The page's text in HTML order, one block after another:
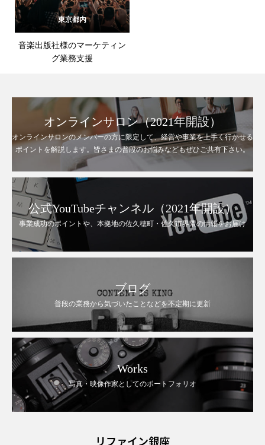
東京都内
音楽出版社様のマーケティン
グ業務支援
オンラインサロン（2021年開設）
オンラインサロンのメンバーの方に限定して、経営や事業を上手く行かせる
ポイントを解説します。皆さまの普段のお悩みなどもぜひご共有下さい。
公式YouTubeチャンネル（2021年開設）
事業成功のポイントや、本拠地の佐久穂町・佐久市界隈の情報をお届け
ブログ
普段の業務から気づいたことなどを不定期に更新
Works
写真・映像作家としてのポートフォリオ
リファイン銀座